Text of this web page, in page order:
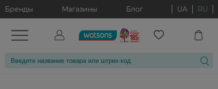
Бренды Магазины Блог UA RU